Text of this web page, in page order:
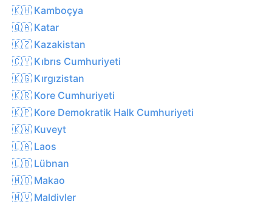
🇰🇭 Kamboçya
🇶🇦 Katar
🇰🇿 Kazakistan
🇨🇾 Kıbrıs Cumhuriyeti
🇰🇬 Kırgızistan
🇰🇷 Kore Cumhuriyeti
🇰🇵 Kore Demokratik Halk Cumhuriyeti
🇰🇼 Kuveyt
🇱🇦 Laos
🇱🇧 Lübnan
🇲🇴 Makao
🇲🇻 Maldivler